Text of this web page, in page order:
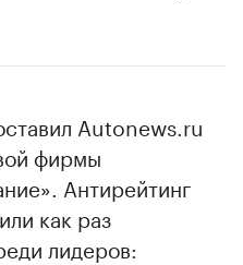
Autonews.ru
фирмы
Антирейтинг
как раз
лидеров: